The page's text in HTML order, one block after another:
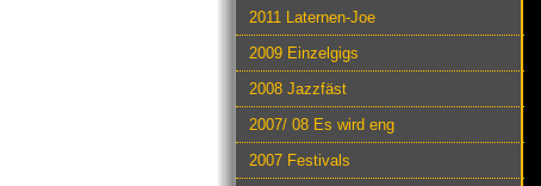
2011 Laternen-Joe
2009 Einzelgigs
2008 Jazzfäst
2007/ 08 Es wird eng
2007 Festivals